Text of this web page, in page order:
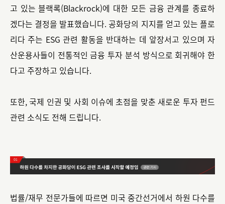
고 있는 블랙록(Blackrock)에 대한 모든 금융 관계를 종료하
겠다는 결정을 발표했습니다. 공화당의 지지를 얻고 있는 플로
리다 주는 ESG 관련 활동을 반대하는 데 앞장서고 있으며 자
산운용사들이 전통적인 금융 투자 분석 방식으로 회귀해야 한
다고 주장하고 있습니다.
또한, 국제 인권 및 사회 이슈에 초점을 맞춘 새로운 투자 펀드
관련 소식도 전해 드립니다.
법률/재무 전문가들에 따르면 미국 중간선거에서 하원 다수를